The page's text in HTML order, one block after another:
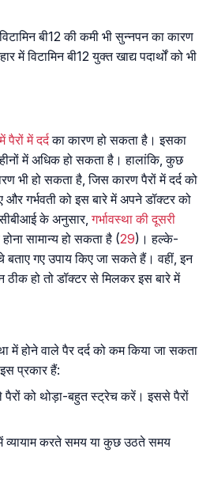
बी12 की कमी भी सुन्नपन का कारण
में विटामिन बी12 युक्त खाद्य पदार्थों को भी
पैरों में दर्दका कारण हो सकता है। इसका
में अधिक हो सकता है। हालांकि, कुछ
भी हो सकता है, जिस कारण पैरों में दर्द को
और गर्भवती को इस बारे में अपने डॉक्टर को
के अनुसार,गर्भावस्था की दूसरी
सामान्य हो सकता है (29)। हल्के-
बताए गए उपाय किए जा सकते हैं। वहीं, इन
ठीक हो तो डॉक्टर से मिलकर इस बारे में
में होने वाले पैर दर्द को कम किया जा सकता
प्रकार हैं:
को थोड़ा-बहुत स्ट्रेच करें। इससे पैरों
में व्यायाम करते समय या कुछ उठते समय